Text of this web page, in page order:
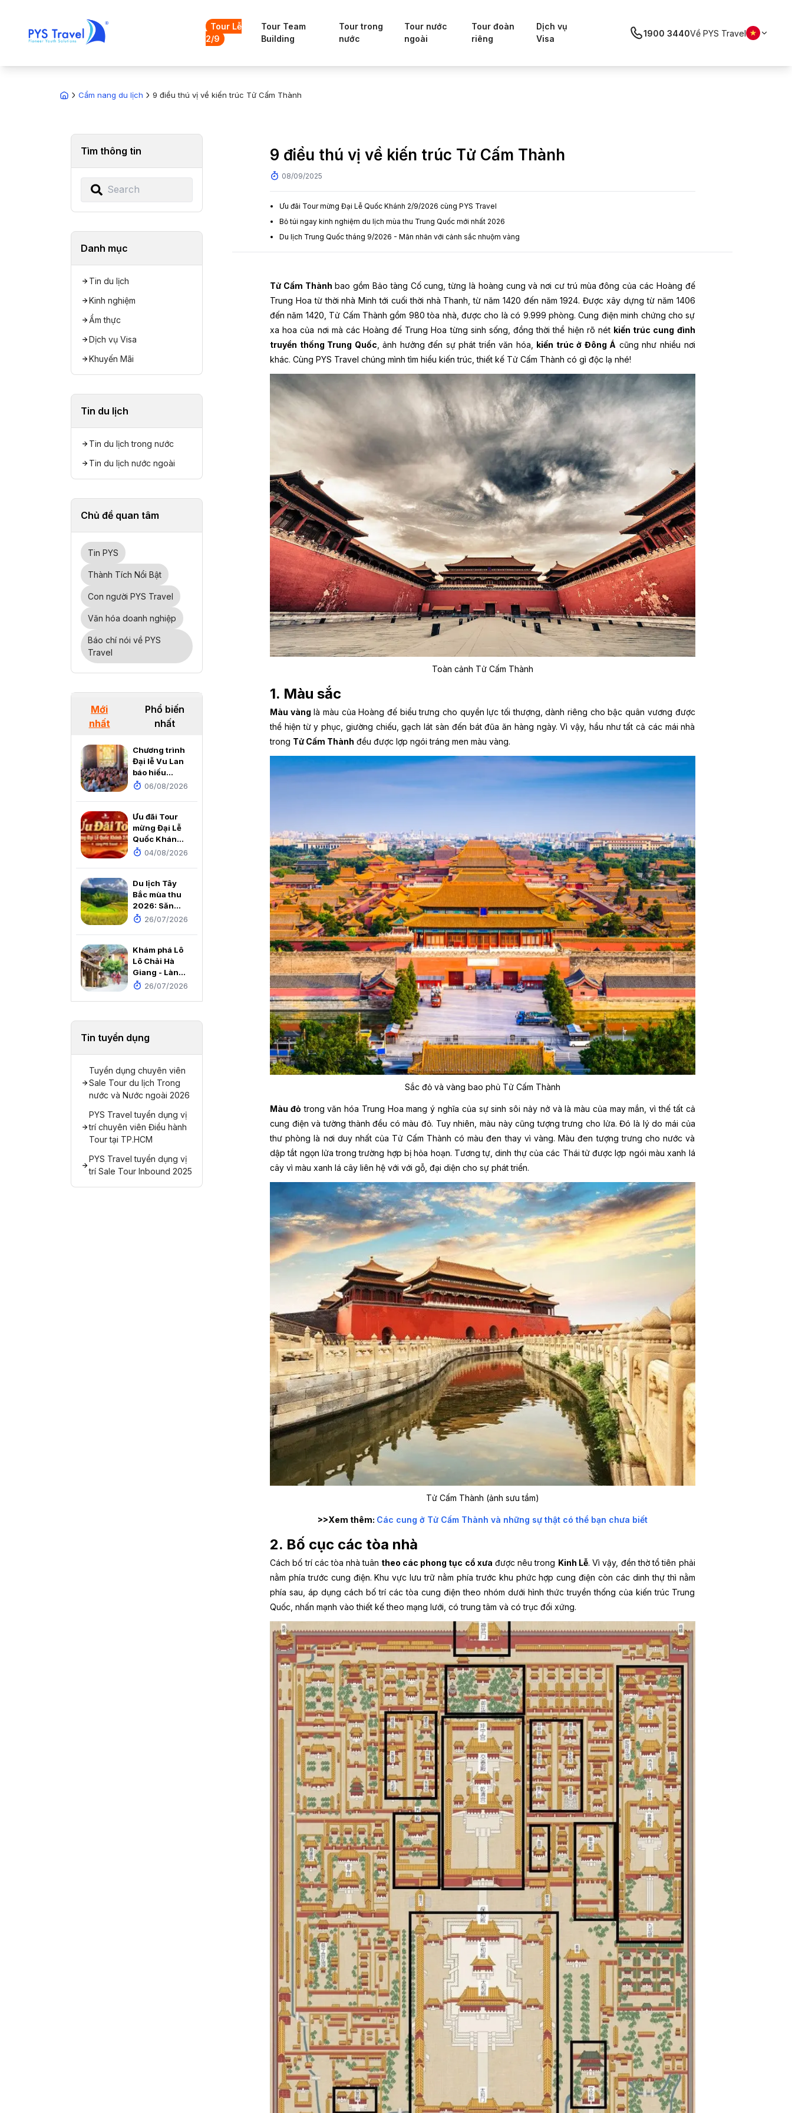
Tour Lễ
2/9
Tour Team
Building
Tour trong
nước
Tour nước
ngoài
Tour đoàn
riêng
Dịch vụ
Visa
1900 3440Về PYS Travel
Cẩm nang du lịch 9 điều thú vị về kiến trúc Tử Cấm Thành
Tìm thông tin
Danh mục
Tin du lịch
Kinh nghiệm
Ẩm thực
Dịch vụ Visa
Khuyến Mãi
Tin du lịch
Tin du lịch trong nước
Tin du lịch nước ngoài
Chủ đề quan tâm
Tin PYS
Thành Tích Nổi Bật
Con người PYS Travel
Văn hóa doanh nghiệp
Báo chí nói về PYS
Travel
Mới
nhất
Phổ biến
nhất
Chương trình
Đại lễ Vu Lan
báo hiếu
2026 tại
06/08/2026
Ưu đãi Tour
mừng Đại Lễ
Quốc Khánh
2/9/2026
04/08/2026
Du lịch Tây
Bắc mùa thu
2026: Săn
mùa vàng, ôm
tầm mắt
26/07/2026
Khám phá Lô
Lô Chải Hà
Giang - Làng
du lịch tốt
26/07/2026
Tin tuyển dụng
Tuyển dụng chuyên viên
Sale Tour du lịch Trong
nước và Nước ngoài 2026
PYS Travel tuyển dụng vị
trí chuyên viên Điều hành
Tour tại TP.HCM
PYS Travel tuyển dụng vị
trí Sale Tour Inbound 2025
9 điều thú vị về kiến trúc Tử Cấm Thành
08/09/2025
Ưu đãi Tour mừng Đại Lễ Quốc Khánh 2/9/2026 cùng PYS Travel
Bỏ túi ngay kinh nghiệm du lịch mùa thu Trung Quốc mới nhất 2026
Du lịch Trung Quốc tháng 9/2026 - Mãn nhãn với cảnh sắc nhuộm vàng
Tử Cấm Thành bao gồm Bảo tàng Cố cung, từng là hoàng cung và nơi cư trú mùa đông của các Hoàng đế
Trung Hoa từ thời nhà Minh tới cuối thời nhà Thanh, từ năm 1420 đến năm 1924. Được xây dựng từ năm 1406
đến năm 1420, Tử Cấm Thành gồm 980 tòa nhà, được cho là có 9.999 phòng. Cung điện minh chứng cho sự
xa hoa của nơi mà các Hoàng đế Trung Hoa từng sinh sống, đồng thời thể hiện rõ nét kiến trúc cung đình
truyền thống Trung Quốc , ảnh hưởng đến sự phát triển văn hóa, kiến trúc ở Đông Á cũng như nhiều nơi
khác. Cùng PYS Travel chúng mình tìm hiểu kiến trúc, thiết kế Tử Cấm Thành có gì độc lạ nhé!
Toàn cảnh Tử Cấm Thành
1. Màu sắc
Màu vàng là màu của Hoàng đế biểu trưng cho quyền lực tối thượng, dành riêng cho bậc quân vương được
thể hiện từ y phục, giường chiếu, gạch lát sàn đến bát đũa ăn hàng ngày. Vì vậy, hầu như tất cả các mái nhà
trong Tử Cấm Thành đều được lợp ngói tráng men màu vàng.
Sắc đỏ và vàng bao phủ Tử Cấm Thành
Màu đỏ trong văn hóa Trung Hoa mang ý nghĩa của sự sinh sôi nảy nở và là màu của may mắn, vì thế tất cả
cung điện và tường thành đều có màu đỏ. Tuy nhiên, màu này cũng tượng trưng cho lửa. Đó là lý do mái của
thư phòng là nơi duy nhất của Tử Cấm Thành có màu đen thay vì vàng. Màu đen tượng trưng cho nước và
dập tắt ngọn lửa trong trường hợp bị hỏa hoạn. Tương tự, dinh thự của các Thái tử được lợp ngói màu xanh lá
cây vì màu xanh lá cây liên hệ với với gỗ, đại diện cho sự phát triển.
Tử Cấm Thành (ảnh sưu tầm)
>>Xem thêm: Các cung ở Tử Cấm Thành và những sự thật có thể bạn chưa biết
2. Bố cục các tòa nhà
Cách bố trí các tòa nhà tuân theo các phong tục cổ xưa được nêu trong Kinh Lễ. Vì vậy, đền thờ tổ tiên phải
nằm phía trước cung điện. Khu vực lưu trữ nằm phía trước khu phức hợp cung điện còn các dinh thự thì nằm
phía sau, áp dụng cách bố trí các tòa cung điện theo nhóm dưới hình thức truyền thống của kiến trúc Trung
Quốc, nhấn mạnh vào thiết kế theo mạng lưới, có trung tâm và có trục đối xứng.